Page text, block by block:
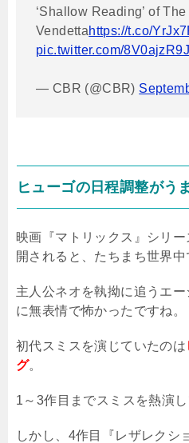
‘Shallow Reading’ of
Vendettahttps://t.co/
pic.twitter.com/
— CBR (@CBR)
ヒューゴの日程調整がう
映画『マトリックス』シリー
開されると、たちまち世界中
主人公ネオを執拗に追うエ
に無表情で怖かったですね。
初代スミスを演じていたのは
グ。
1 ～ 3作目までスミスを熱演し
しかし、 4作目『レザレクシ